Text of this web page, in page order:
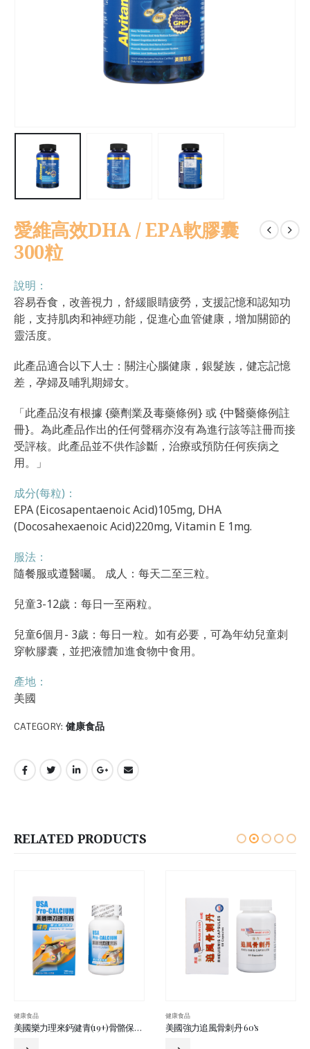
愛維高效DHA / EPA軟膠囊
300粒
說明：
容易吞食，改善視力，舒緩眼睛疲勞，支援記憶和認知功
能，支持肌肉和神經功能，促進心血管健康，增加關節的
靈活度。
此產品適合以下人士：關注心腦健康，銀髮族，健忘記憶
差，孕婦及哺乳期婦女。
「此產品沒有根據 {藥劑業及毒藥條例} 或 {中醫藥條例註
冊}。為此產品作出的任何聲稱亦沒有為進行該等註冊而接
受評核。此產品並不供作診斷，治療或預防任何疾病之
用。」
成分(每粒)：
EPA (Eicosapentaenoic Acid)105mg, DHA
(Docosahexaenoic Acid)220mg, Vitamin E 1mg.
服法：
隨餐服或遵醫囑。 成人：每天二至三粒。
兒童3-12歲：每日一至兩粒。
兒童6個月- 3歲：每日一粒。如有必要，可為年幼兒童刺
穿軟膠囊，並把液體加進食物中食用。
產地：
美國
CATEGORY: 健康食品
RELATED PRODUCTS
食品
美國樂力理來鈣健青(19+)骨骼保健配方(鈣鎂鋅)100’S
健康食品
美國強力追風骨刺丹 60’s